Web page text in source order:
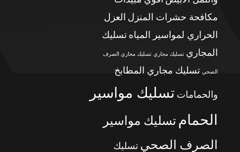
مكافحة حشرات المنزل العزل
الحراري لمواسير المياه تسليك
المجاري تسليك مجاري تسليك مجاري الصرف
الصحي تسليك مجاري المطابخ
والحمامات تسليك مواسير
الحمام تسليك مواسير
الصرف الصحي تسليك